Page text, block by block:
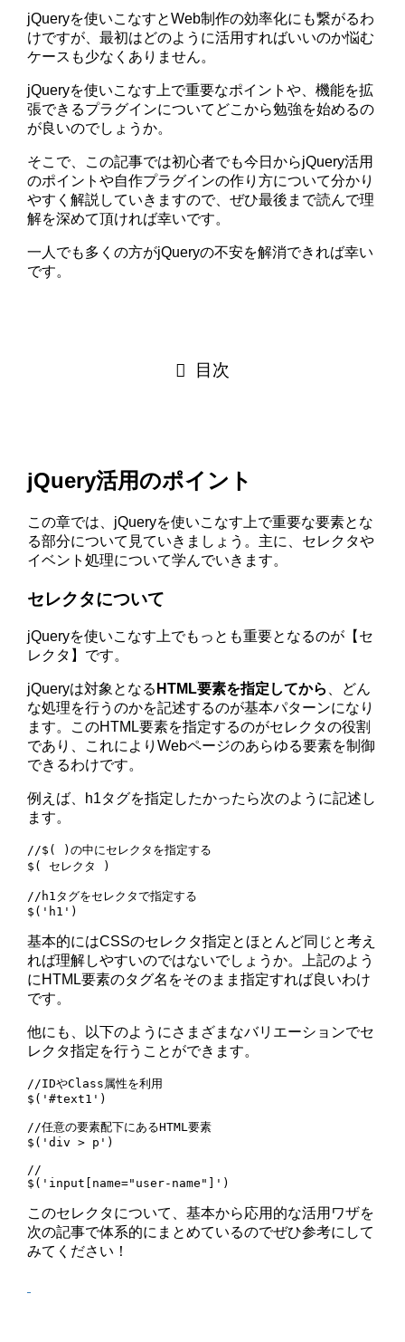
jQueryを使いこなすとWeb制作の効率化にも繋がるわ
けですが、最初はどのように活用すればいいのか悩む
ケースも少なくありません。
jQueryを使いこなす上で重要なポイントや、機能を拡
張できるプラグインについてどこから勉強を始めるの
が良いのでしょうか。
そこで、この記事では初心者でも今日からjQuery活用
のポイントや自作プラグインの作り方について分かり
やすく解説していきますので、ぜひ最後まで読んで理
解を深めて頂ければ幸いです。
一人でも多くの方がjQueryの不安を解消できれば幸い
です。
目次
jQuery活用のポイント
この章では、jQueryを使いこなす上で重要な要素とな
る部分について見ていきましょう。主に、セレクタや
イベント処理について学んでいきます。
セレクタについて
jQueryを使いこなす上でもっとも重要となるのが【セ
レクタ】です。
jQueryは対象となる HTML要素を指定してから 、どん
な処理を行うのかを記述するのが基本パターンになり
ます。このHTML要素を指定するのがセレクタの役割
であり、これによりWebページのあらゆる要素を制御
できるわけです。
例えば、h1タグを指定したかったら次のように記述し
ます。
//$( )の中にセレクタを指定する
$( セレクタ )
//h1タグをセレクタで指定する
基本的にはCSSのセレクタ指定とほとんど同じと考え
れば理解しやすいのではないでしょうか。上記のよう
にHTML要素のタグ名をそのまま指定すれば良いわけ
です。
他にも、以下のようにさまざまなバリエーションでセ
レクタ指定を行うことができます。
//IDやClass属性を利用
$('#text1')
//任意の要素配下にあるHTML要素
$('div > p')
//
このセレクタについて、基本から応用的な活用ワザを
次の記事で体系的にまとめているのでぜひ参考にして
みてください！